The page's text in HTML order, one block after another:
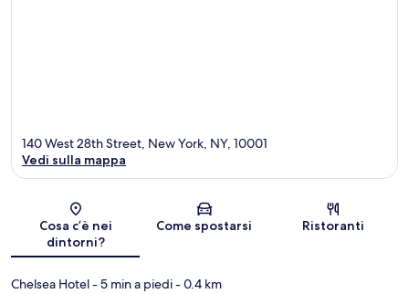
Mappa
140 West 28th Street, New York, NY, 10001
Vedi sulla mappa
Cosa c’è nei
dintorni?
Come spostarsi Ristoranti
Chelsea Hotel- 5 min a piedi- 0.4 km